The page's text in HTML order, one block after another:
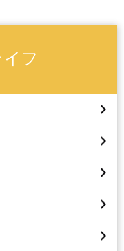
フ
しの方へ